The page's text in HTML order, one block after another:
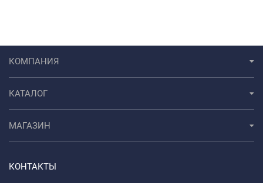
КОМПАНИЯ
КАТАЛОГ
МАГАЗИН
КОНТАКТЫ